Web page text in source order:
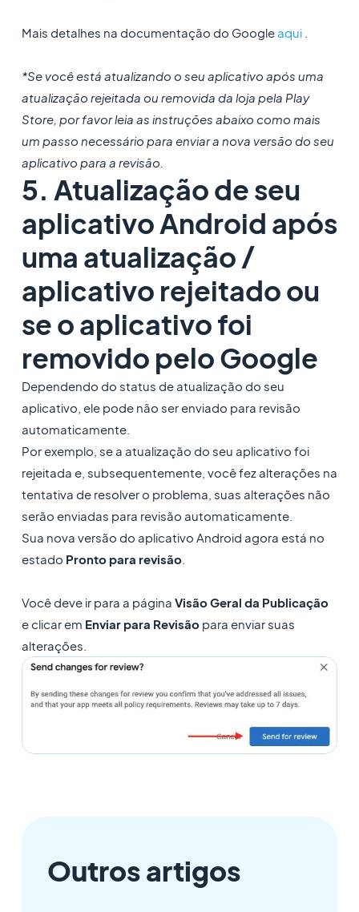
Mais detalhes na documentação do Google aqui.
*Se você está atualizando o seu aplicativo após uma
atualização rejeitada ou removida da loja pela Play
Store, por favor leia as instruções abaixo como mais
um passo necessário para enviar a nova versão do seu
aplicativo para a revisão.
5. Atualização de seu
aplicativo Android após
uma atualização /
aplicativo rejeitado ou
se o aplicativo foi
removido pelo Google
Dependendo do status de atualização do seu
aplicativo, ele pode não ser enviado para revisão
automaticamente.
Por exemplo, se a atualização do seu aplicativo foi
rejeitada e, subsequentemente, você fez alterações na
tentativa de resolver o problema, suas alterações não
serão enviadas para revisão automaticamente.
Sua nova versão do aplicativo Android agora está no
estado Pronto para revisão.
Você deve ir para a página Visão Geral da Publicação
e clicar em Enviar para Revisãopara enviar suas
alterações.
Outros artigos